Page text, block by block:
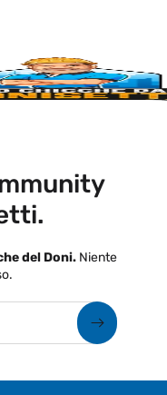
del Doni. Niente